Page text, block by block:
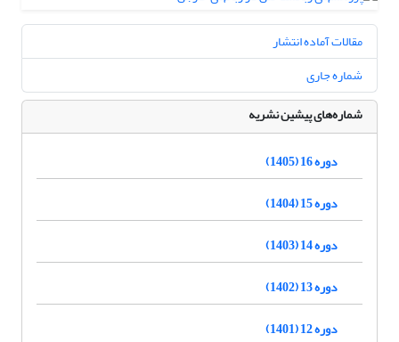
مقالات آماده انتشار
شماره جاری
شماره‌های پیشین نشریه
دوره 16 (1405)
دوره 15 (1404)
دوره 14 (1403)
دوره 13 (1402)
دوره 12 (1401)